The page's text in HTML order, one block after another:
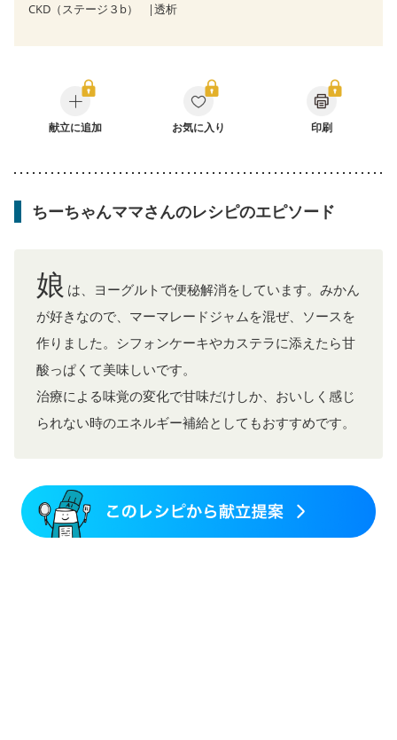
CKD（ステージ３b） 透析
献立に追加 お気に入り 印刷
ちーちゃんママさんのレシピのエピソード
娘 は、ヨーグルトで便秘解消をしています。みかん
が好きなので、マーマレードジャムを混ぜ、ソースを
作りました。シフォンケーキやカステラに添えたら甘
酸っぱくて美味しいです。
治療による味覚の変化で甘味だけしか、おいしく感じ
られない時のエネルギー補給としてもおすすめです。